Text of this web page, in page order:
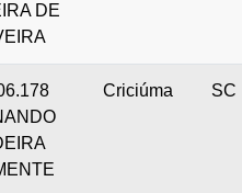
DE
Criciúma SC